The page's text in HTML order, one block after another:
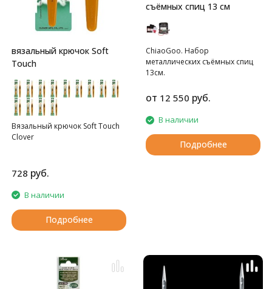
вязальный крючок Soft
Touch
Вязальный крючок Soft Touch
Clover
728 руб.
В наличии
Подробнее
съёмных спиц 13 см
ChiaoGoo. Набор
металлических съёмных спиц
13см.
от 12 550 руб.
В наличии
Подробнее